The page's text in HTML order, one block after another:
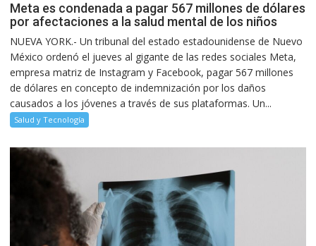
Meta es condenada a pagar 567 millones de dólares
por afectaciones a la salud mental de los niños
NUEVA YORK.- Un tribunal del estado estadounidense de Nuevo
México ordenó el jueves al gigante de las redes sociales Meta,
empresa matriz de Instagram y Facebook, pagar 567 millones
de dólares en concepto de indemnización por los daños
causados a los jóvenes a través de sus plataformas. Un...
Salud y Tecnología